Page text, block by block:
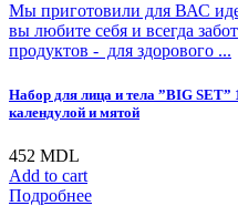
Мы приготовили для ВАС
вы любите себя и всегда
продуктов - для здорового ...
Набор для лица и тела ”BIG
календулой и мятой
452 MDL
Add to cart
Подробнее